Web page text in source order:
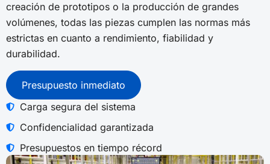
creación de prototipos o la producción de grandes
volúmenes, todas las piezas cumplen las normas más
estrictas en cuanto a rendimiento, fiabilidad y
durabilidad.
Presupuesto inmediato
Carga segura del sistema
Confidencialidad garantizada
Presupuestos en tiempo récord